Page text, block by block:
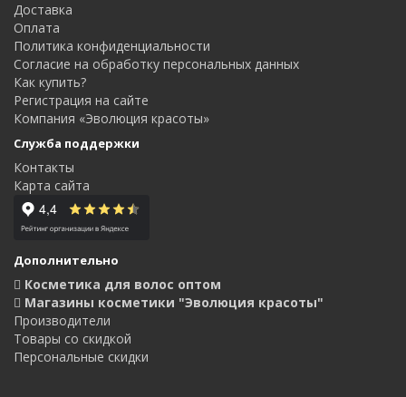
Доставка
Оплата
Политика конфиденциальности
Согласие на обработку персональных данных
Как купить?
Регистрация на сайте
Компания «Эволюция красоты»
Служба поддержки
Контакты
Карта сайта
Дополнительно
Косметика для волос оптом
Магазины косметики "Эволюция красоты"
Производители
Товары со скидкой
Персональные скидки